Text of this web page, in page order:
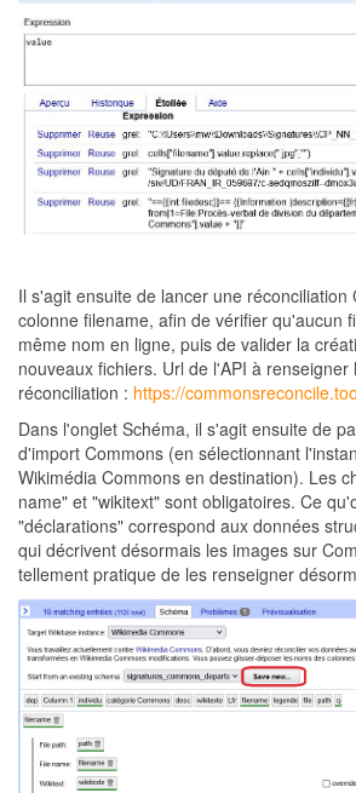
Il s'agit ensuite de lancer une réconciliation
colonne filename, afin de vérifier qu'aucun
même nom en ligne, puis de valider la
nouveaux fichiers. Url de l'API à
réconciliation : https://
Dans l'onglet Schéma, il s'agit ensuite de
d'import Commons (en sélectionnant
Wikimédia Commons en destination). Les
name" et "wikitext" sont obligatoires. Ce
"déclarations" correspond aux données
qui décrivent désormais les images sur
tellement pratique de les renseigner